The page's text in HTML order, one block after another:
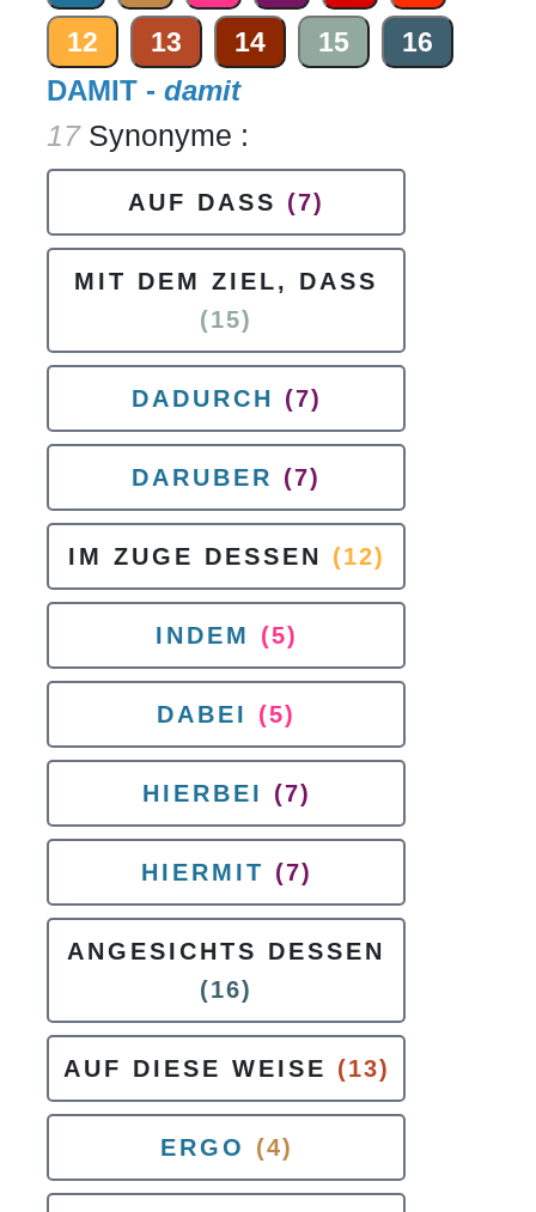
12
13 14 15 16
DAMIT - damit
17Synonyme :
AUF DASS (7)
MIT DEM ZIEL, DASS
(15)
DADURCH (7)
DARUBER (7)
IM ZUGE DESSEN (12)
INDEM (5)
DABEI (5)
HIERBEI (7)
HIERMIT (7)
ANGESICHTS DESSEN
(16)
AUF DIESE WEISE (13)
ERGO (4)